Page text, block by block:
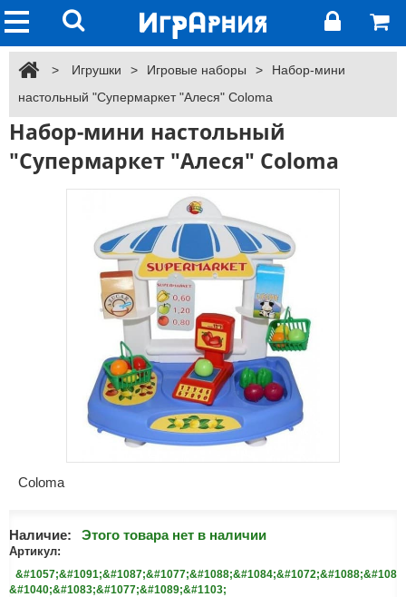
> Игрушки > Игровые наборы >
Набор-мини
настольный "Супермаркет "Алеся" Coloma
Набор-мини настольный
"Супермаркет "Алеся" Coloma
Coloma
Наличие: Этого товара нет в наличии
Артикул:
&#1040;&#1083;&#1077;&#1089;&#1103;